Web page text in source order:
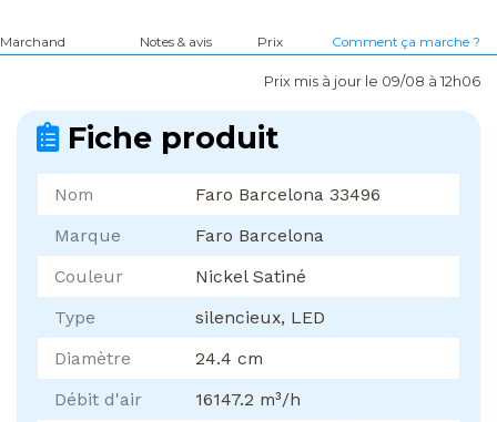
Marchand Notes & avis Prix Comment ça marche ?
Prix mis à jour le 09/08 à 12h06
Fiche produit
Nom
Faro Barcelona 33496
Marque
Faro Barcelona
Couleur
Nickel Satiné
Type
silencieux, LED
Diamètre
24.4 cm
Débit d'air
16147.2 m³/h